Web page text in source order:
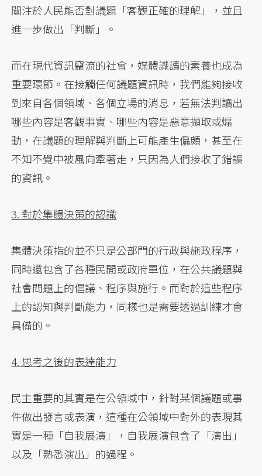
關注於人民能否對議題「客觀正確的理解」，並且
進一步做出「判斷」。
而在現代資訊竄流的社會，媒體識讀的素養也成為
重要環節。在接觸任何議題資訊時，我們能夠接收
到來自各個領域、各個立場的消息，若無法判讀出
哪些內容是客觀事實、哪些內容是惡意擷取或煽
動，在議題的理解與判斷上可能產生偏頗，甚至在
不知不覺中被風向牽著走，只因為人們接收了錯誤
的資訊。
3. 對於集體決策的認識
集體決策指的並不只是公部門的行政與施政程序，
同時還包含了各種民間或政府單位，在公共議題與
社會問題上的倡議、程序與施行。而對於這些程序
上的認知與判斷能力，同樣也是需要透過訓練才會
具備的。
4. 思考之後的表達能力
民主重要的其實是在公領域中，針對某個議題或事
件做出發言或表演，這種在公領域中對外的表現其
實是一種「自我展演」，自我展演包含了「演出」
以及「熟悉演出」的過程。